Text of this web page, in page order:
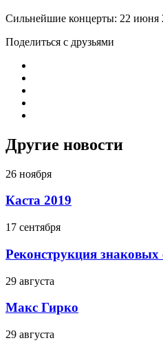
Сильнейшие концерты: 22 июня
Поделиться с друзьями
Другие новости
26 ноября
Каста 2019
17 сентября
Реконструкция
29 августа
Макс Гирко
29 августа